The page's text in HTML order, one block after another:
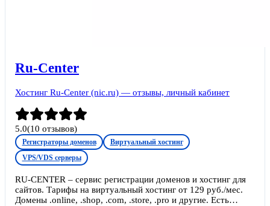
Ru-Center
Хостинг Ru-Center (nic.ru) — отзывы, личный кабинет
5.0(10 отзывов)
Регистраторы доменов
Виртуальный хостинг
VPS/VDS серверы
RU-CENTER – сервис регистрации доменов и хостинг для
сайтов. Тарифы на виртуальный хостинг от 129 руб./мес.
Домены .online, .shop, .com, .store, .pro и другие. Есть